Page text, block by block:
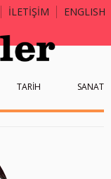
İLETİŞİM ENGLISH
TARİH SANAT